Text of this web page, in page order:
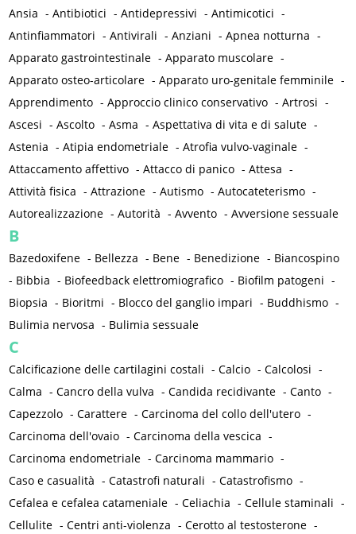
Ansia -Antibiotici -Antidepressivi -Antimicotici -
Antinfiammatori -Antivirali -Anziani -Apnea notturna -
Apparato gastrointestinale -Apparato muscolare -
Apparato osteo-articolare -Apparato uro-genitale femminile -
Apprendimento -Approccio clinico conservativo -Artrosi -
Ascesi -Ascolto -Asma -Aspettativa di vita e di salute -
Astenia -Atipia endometriale -Atrofia vulvo-vaginale -
Attaccamento affettivo -Attacco di panico -Attesa -
Attività fisica -Attrazione -Autismo -Autocateterismo -
Autorealizzazione -Autorità -Avvento -Avversione sessuale
B
Bazedoxifene - Bellezza - Bene - Benedizione - Biancospino
- Bibbia - Biofeedback elettromiografico - Biofilm patogeni -
Biopsia - Bioritmi - Blocco del ganglio impari - Buddhismo -
Bulimia nervosa - Bulimia sessuale
C
Calcificazione delle cartilagini costali -Calcio -Calcolosi -
Calma -Cancro della vulva -Candida recidivante -Canto -
Capezzolo -Carattere -Carcinoma del collo dell'utero -
Carcinoma dell'ovaio -Carcinoma della vescica -
Carcinoma endometriale -Carcinoma mammario -
Caso e casualità -Catastrofi naturali -Catastrofismo -
Cefalea e cefalea catameniale -Celiachia -Cellule staminali -
Cellulite -Centri anti-violenza -Cerotto al testosterone -